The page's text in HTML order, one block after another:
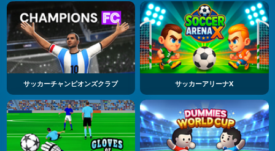
サッカーチャンピオンズクラブ サッカーアリーナX